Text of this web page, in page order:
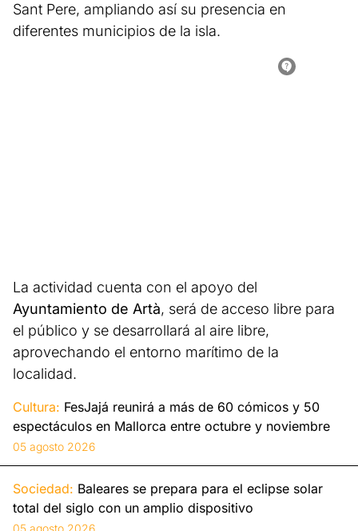
Sant Pere, ampliando así su presencia en
diferentes municipios de la isla.
La actividad cuenta con el apoyo del
Ayuntamiento de Artà, será de acceso libre para
el público y se desarrollará al aire libre,
aprovechando el entorno marítimo de la
localidad.
Cultura: FesJajá reunirá a más de 60 cómicos y 50
espectáculos en Mallorca entre octubre y noviembre
05 agosto 2026
Sociedad: Baleares se prepara para el eclipse solar
total del siglo con un amplio dispositivo